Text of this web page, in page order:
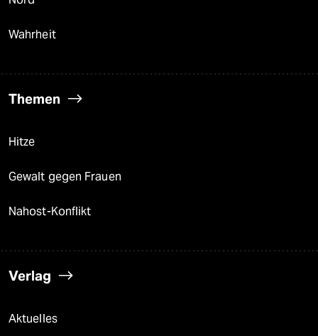
Wahrheit
Themen
Hitze
Gewalt gegen Frauen
Nahost-Konflikt
Verlag
Aktuelles